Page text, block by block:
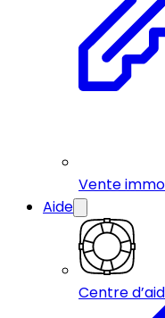
Vente
Aide
Centre